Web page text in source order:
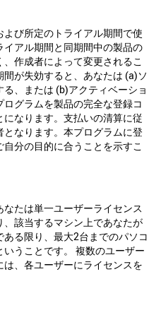
び所定のトライアル期間で使
アル期間と同期間中の製品の
作成者によって変更されるこ
が失効すると、あなたは (a)ソ
、または (b)アクティベーショ
グラムを製品の完全な登録コ
なります。支払いの清算に従
なります。本プログラムに登
分の目的に合うことを示すこ
たは単一ユーザーライセンス
該当するマシン上であなたが
る限り、最大2台までのパソコ
うことです。 複数のユーザー
、各ユーザーにライセンスを